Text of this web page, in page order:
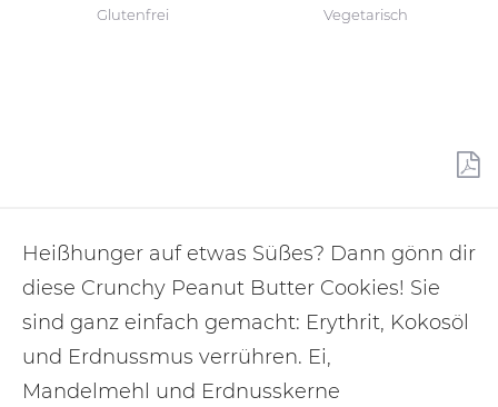
Heißhunger auf etwas Süßes? Dann gönn dir
diese Crunchy Peanut Butter Cookies! Sie
sind ganz einfach gemacht: Erythrit, Kokosöl
und Erdnussmus verrühren. Ei,
Mandelmehl und Erdnusskerne
Glutenfrei Vegetarisch